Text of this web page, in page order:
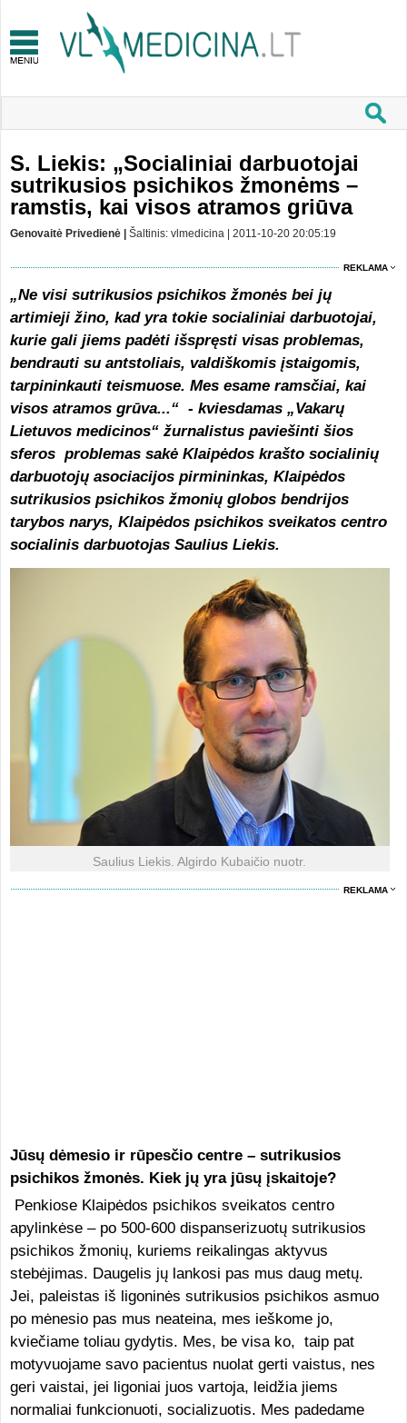
S. Liekis: „Socialiniai darbuotojai
sutrikusios psichikos žmonėms –
ramstis, kai visos atramos griūva
Genovaitė Privedienė | Šaltinis: vlmedicina | 2011-10-20 20:05:19
REKLAMA
„Ne visi sutrikusios psichikos žmonės bei jų
artimieji žino, kad yra tokie socialiniai darbuotojai,
kurie gali jiems padėti išspręsti visas problemas,
bendrauti su antstoliais, valdiškomis įstaigomis,
tarpininkauti teismuose. Mes esame ramsčiai, kai
visos atramos grūva...“ - kviesdamas „Vakarų
Lietuvos medicinos“ žurnalistus paviešinti šios
sferos problemas sakė Klaipėdos krašto socialinių
darbuotojų asociacijos pirmininkas, Klaipėdos
sutrikusios psichikos žmonių globos bendrijos
tarybos narys, Klaipėdos psichikos sveikatos centro
socialinis darbuotojas Saulius Liekis.
Saulius Liekis. Algirdo Kubaičio nuotr.
REKLAMA
Jūsų dėmesio ir rūpesčio centre – sutrikusios
psichikos žmonės. Kiek jų yra jūsų įskaitoje?
Penkiose Klaipėdos psichikos sveikatos centro
apylinkėse – po 500-600 dispanserizuotų sutrikusios
psichikos žmonių, kuriems reikalingas aktyvus
stebėjimas. Daugelis jų lankosi pas mus daug metų.
Jei, paleistas iš ligoninės sutrikusios psichikos asmuo
po mėnesio pas mus neateina, mes ieškome jo,
kviečiame toliau gydytis. Mes, be visa ko, taip pat
motyvuojame savo pacientus nuolat gerti vaistus, nes
geri vaistai, jei ligoniai juos vartoja, leidžia jiems
normaliai funkcionuoti, socializuotis. Mes padedame